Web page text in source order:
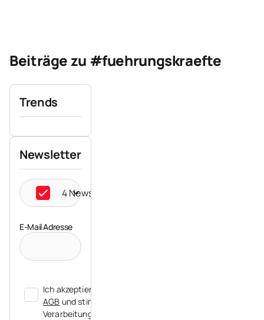
Beiträge zu #fuehrungskraefte
Trends
Newsletter
4 Newsletter ausgewählt
E-Mail Adresse
Ich akzeptiere die
AGB und stimme der
Verarbeitung meiner